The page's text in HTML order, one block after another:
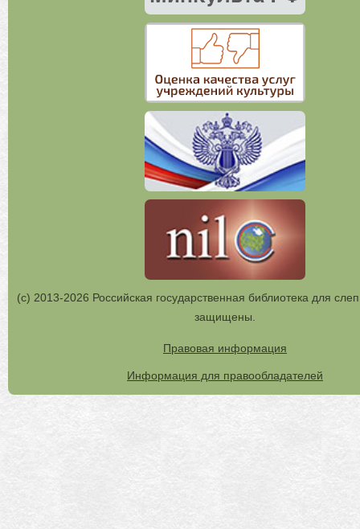
(с) 2013-2026 Российская государственная библиотека для
защищены.
Правовая информация
Информация для правообладателей